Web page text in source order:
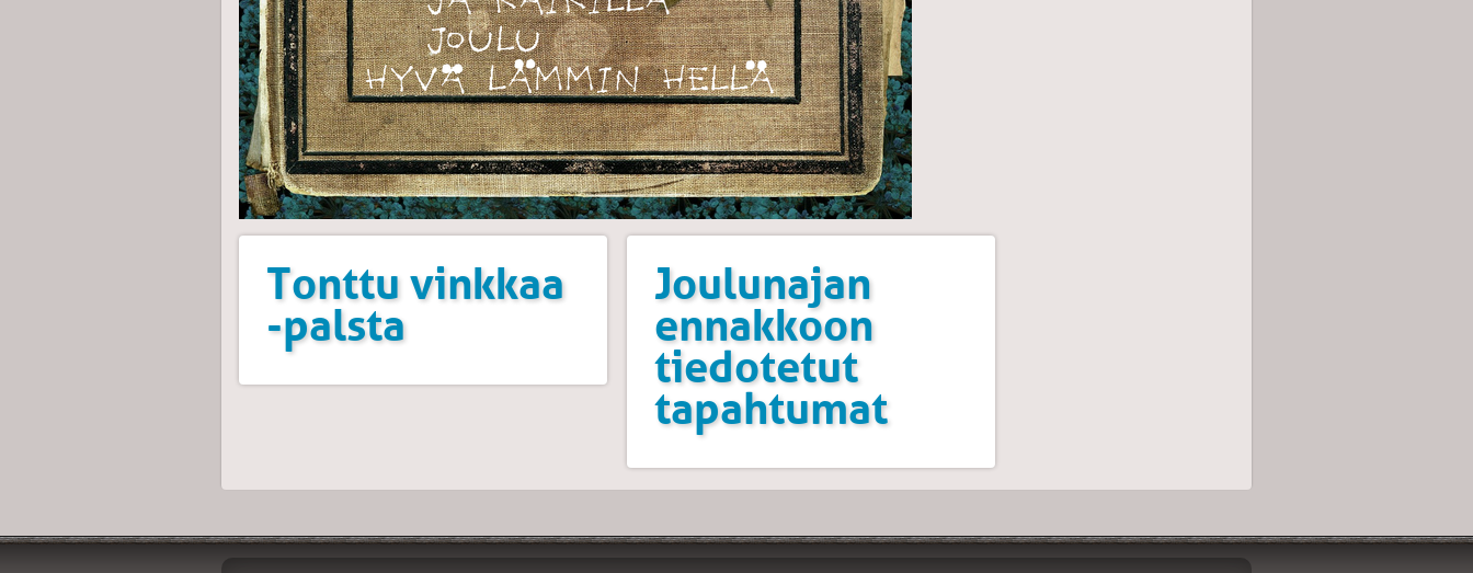
Tonttu vinkkaa
-palsta
Joulunajan
ennakkoon
tiedotetut
tapahtumat